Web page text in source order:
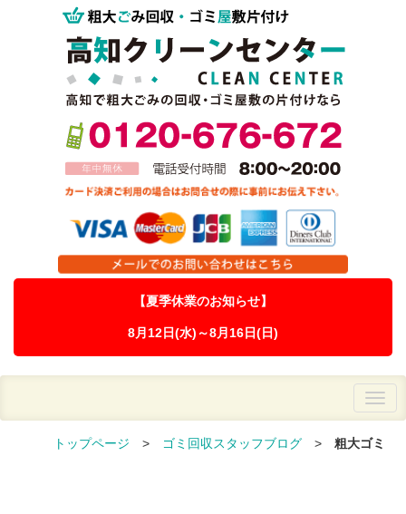
【夏季休業のお知らせ】
8月12日(水)～8月16日(日)
トップページ > ゴミ回収スタッフブログ > 粗大ゴミ